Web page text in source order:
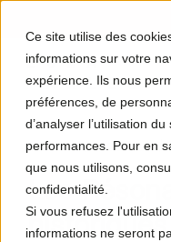
Ce site utilise des
informations sur votre
expérience. Ils nous
préférences, de
d’analyser l’utilisation
performances. Pour en
que nous utilisons,
confidentialité.
Si vous refusez
informations ne seront
Le catalogue de médias
Les